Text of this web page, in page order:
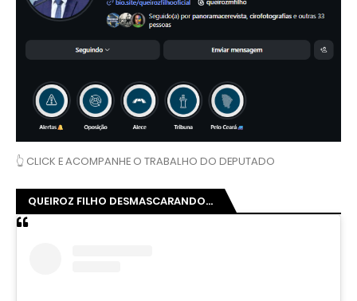
👆 CLICK E ACOMPANHE O TRABALHO DO DEPUTADO
QUEIROZ FILHO DESMASCARANDO...